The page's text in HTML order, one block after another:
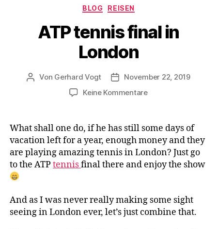
Kategorien
BLOG REISEN
ATP tennis final in
London
Beitragsautor
Von Gerhard Vogt Veröffentlichungsdatum
November 22, 2019
Keine Kommentarezu
final
London
What shall one do, if he has still some days of
vacation left for a year, enough money and they
are playing amazing tennis in London? Just go
to the ATPtennisfinal there and enjoy the show
And as I was never really making some sight
seeing in London ever, let’s just combine that.